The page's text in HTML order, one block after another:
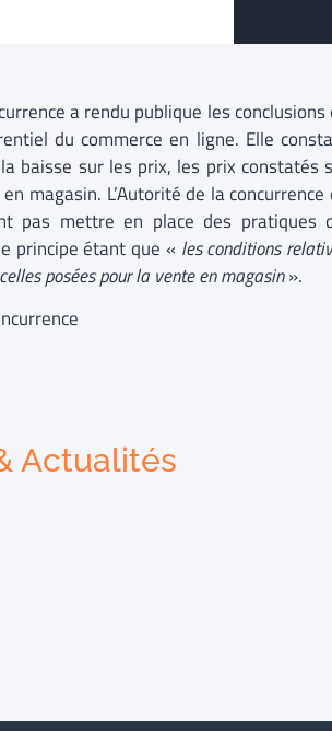
a rendu publique les conclusions
du commerce en ligne. Elle
baisse sur les prix, les prix constatés
magasin. L’Autorité de la concurrence
pas mettre en place des pratiques
principe étant que « les conditions
posées pour la vente en magasin».
Actualités